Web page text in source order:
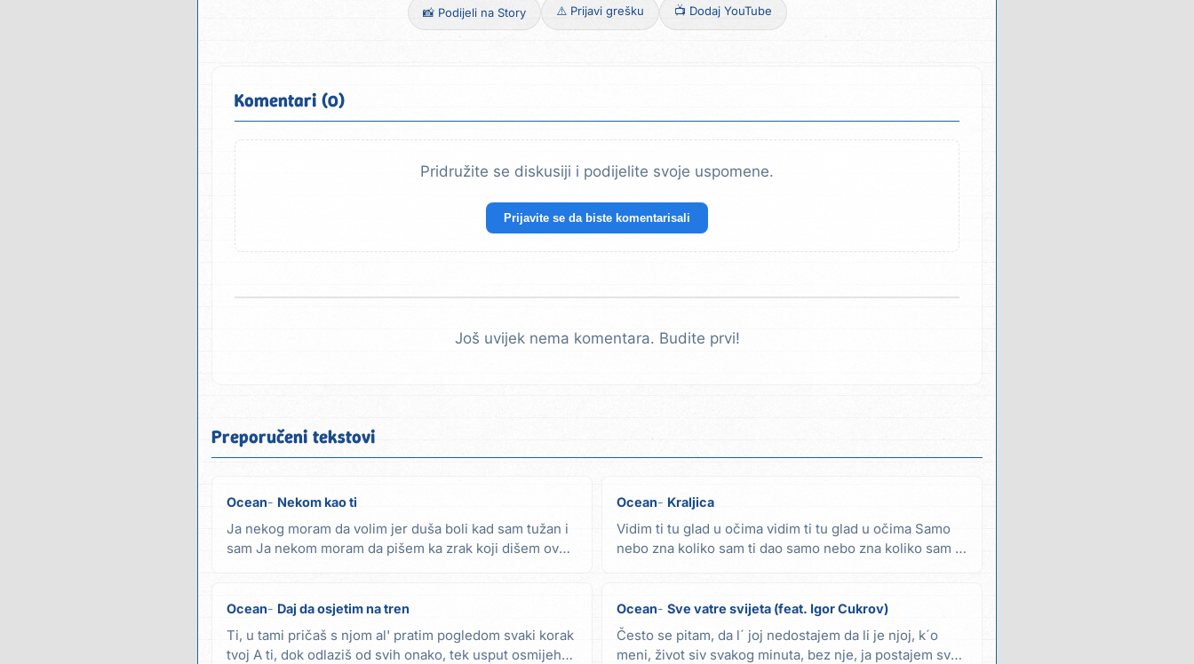
📸 Podijeli na Story ⚠️ Prijavi grešku 📺 Dodaj YouTube
Komentari (0)
Pridružite se diskusiji i podijelite svoje uspomene.
Prijavite se da biste komentarisali
Još uvijek nema komentara. Budite prvi!
Preporučeni tekstovi
Ocean Nekom kao ti
Ja nekog moram da volim jer duša boli kad sam tužan i
sam Ja nekom moram da pišem ka zrak koji dišem ove
Ocean Kraljica
Vidim ti tu glad u očima vidim ti tu glad u očima Samo
nebo zna koliko sam ti dao samo nebo zna koliko sam te
Ocean Daj da osjetim na tren
Ti, u tami pričaš s njom al' pratim pogledom svaki korak
tvoj A ti, dok odlaziš od svih onako, tek usput osmijeh
Ocean Sve vatre svijeta (feat. Igor Cukrov)
Često se pitam, da l´ joj nedostajem da li je njoj, k´o
meni, život siv svakog minuta, bez nje, ja postajem sve